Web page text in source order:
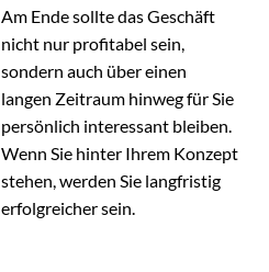
Am Ende sollte das Geschäft
nicht nur profitabel sein,
sondern auch über einen
langen Zeitraum hinweg für Sie
persönlich interessant bleiben.
Wenn Sie hinter Ihrem Konzept
stehen, werden Sie langfristig
erfolgreicher sein.